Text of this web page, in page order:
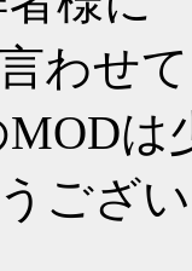
わせ
MOD
ござ